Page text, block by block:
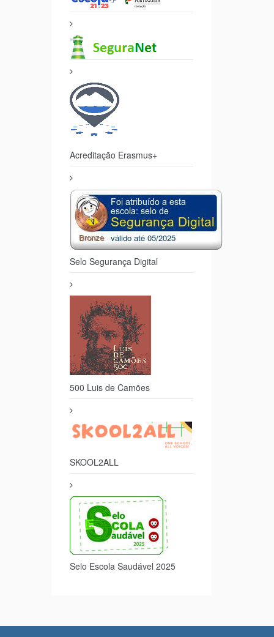
Acreditação Erasmus+
Selo Segurança Digital
500 Luis de Camões
SKOOL2ALL
Selo Escola Saudável 2025